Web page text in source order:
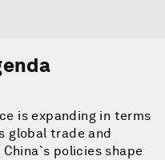
is expanding in terms
global trade and
policies shape